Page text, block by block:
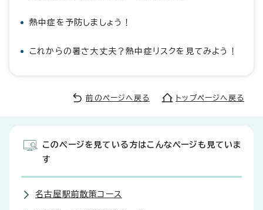
熱中症を予防しましょう！
これからの暑さ大丈夫？熱中症リスクを見てみよう！
前のページへ戻る トップページへ戻る
このページを見ている方はこんなページも見ていま
す
名古屋駅前散策コース